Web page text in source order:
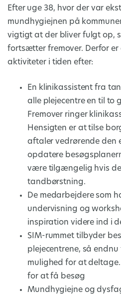
Efter uge 38, hvor der var
mundhygiejnen på
vigtigt at der bliver fulgt op,
fortsætter fremover. Derfor
aktiviteter i tiden efter:
En klinikassistent fra
alle plejecentre en til to
Fremover ringer
Hensigten er at tilse
aftaler vedrørende den
opdatere
være tilgængelig hvis
tandbørstning.
De medarbejdere som
undervisning og
inspiration videre ind i
SIM-rummet tilbyder
plejecentrene, så
mulighed for at
for at få besøg
Mundhygiejne og